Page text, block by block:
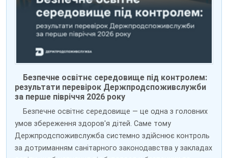
Безпечне освітнє середовище під контролем:
результати перевірок Держпродспоживслужби
за перше півріччя 2026 року
Безпечне освітнє середовище — це одна з головних
умов збереження здоров'я дітей. Саме тому
Держпродспоживслужба системно здійснює контроль
за дотриманням санітарного законодавства у закладах